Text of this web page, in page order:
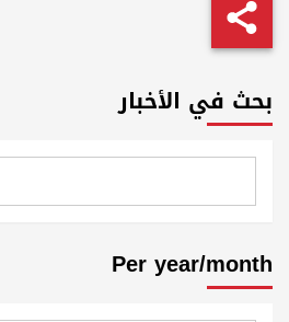
بحث في الأخبار
Per year/month